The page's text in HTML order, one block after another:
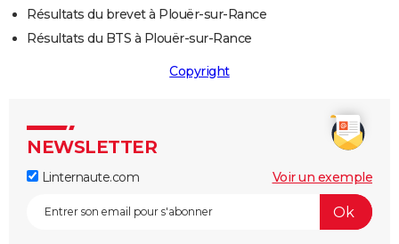
Résultats du brevet à Plouër-sur-Rance
Résultats du BTS à Plouër-sur-Rance
Copyright
NEWSLETTER
Linternaute.com Voir un exemple